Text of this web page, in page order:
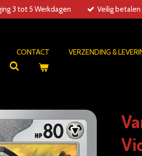
3 tot 5 Werkdagen Veilig betalen
CONTACT VERZENDING &